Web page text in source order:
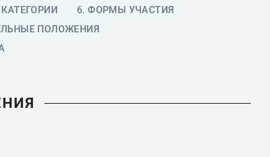
6. ФОРМЫ УЧАСТИЯ
ПОЛОЖЕНИЯ